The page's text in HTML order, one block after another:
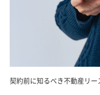
契約前に知るべき不動産リ